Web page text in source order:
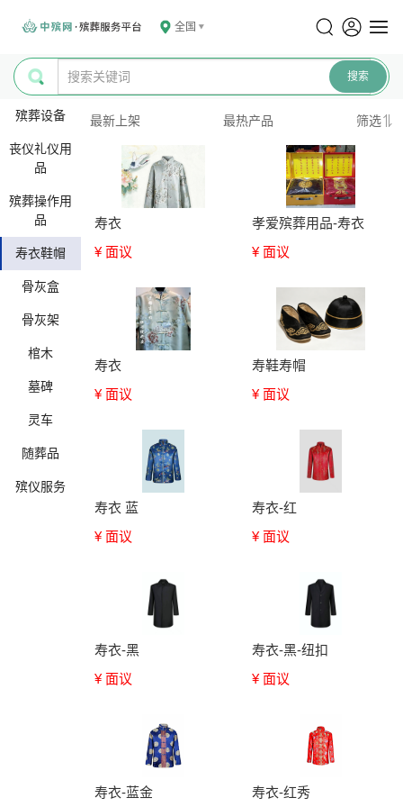
全国
殡葬设备
丧仪礼仪用
品
殡葬操作用
品
寿衣鞋帽
骨灰盒
骨灰架
棺木
墓碑
灵车
随葬品
殡仪服务
最新上架 最热产品 筛选
寿衣
¥ 面议
孝爱殡葬用品-寿衣
¥ 面议
寿衣
¥ 面议
寿鞋寿帽
¥ 面议
寿衣 蓝
¥ 面议
寿衣-红
¥ 面议
寿衣-黑
¥ 面议
寿衣-黑-纽扣
¥ 面议
寿衣-蓝金 寿衣-红秀